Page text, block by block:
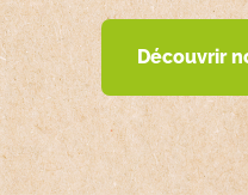
Découvrir